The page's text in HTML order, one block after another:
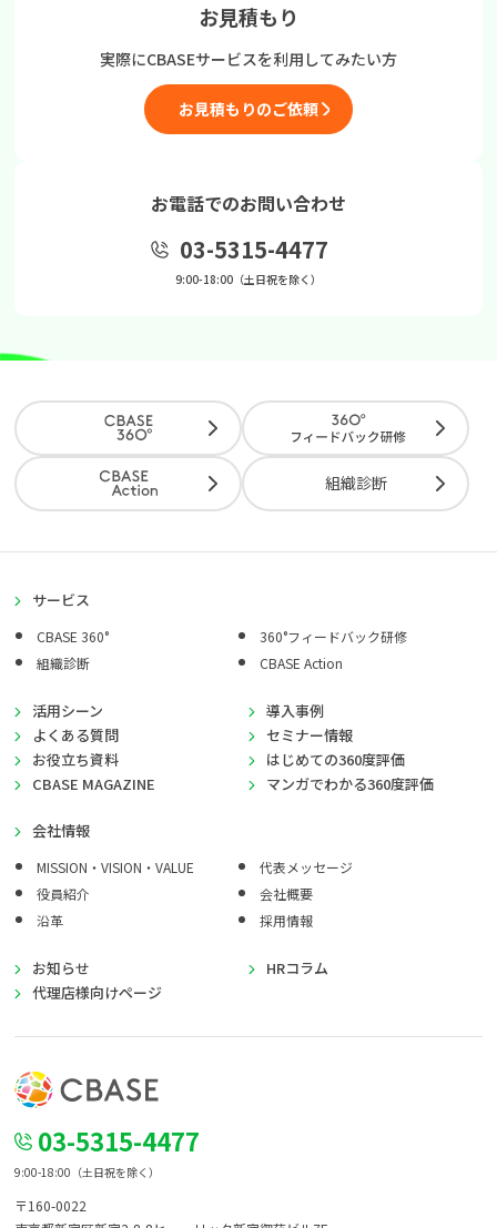
お見積もり
実際にCBASEサービスを利用してみたい方
お見積もりのご依頼
お電話でのお問い合わせ
03-5315-4477
9:00-18:00（土日祝を除く）
組織診断
サービス
CBASE 360°
360°フィードバック研修
組織診断
CBASE Action
活用シーン
導入事例
よくある質問
セミナー情報
お役立ち資料
はじめての360度評価
CBASE MAGAZINE
マンガでわかる360度評価
会社情報
MISSION・VISION・VALUE
代表メッセージ
役員紹介
会社概要
沿革
採用情報
お知らせ
HRコラム
代理店様向けページ
03-5315-4477
9:00-18:00（土日祝を除く）
〒160-0022